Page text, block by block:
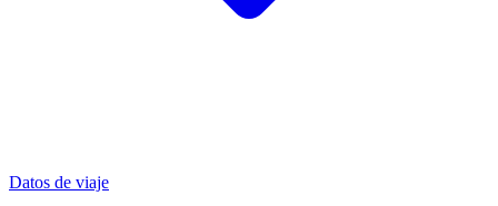
Datos de viaje